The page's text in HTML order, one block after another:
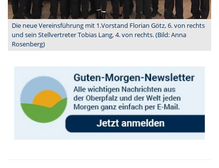
Die neue Vereinsführung mit 1.Vorstand Florian Götz, 6. von rechts
und sein Stellvertreter Tobias Lang, 4. von rechts. (Bild: Anna
Rosenberg)